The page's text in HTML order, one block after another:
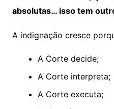
absolutas… isso tem
A indignação cresce
A Corte decide;
A Corte interpreta;
A Corte executa;